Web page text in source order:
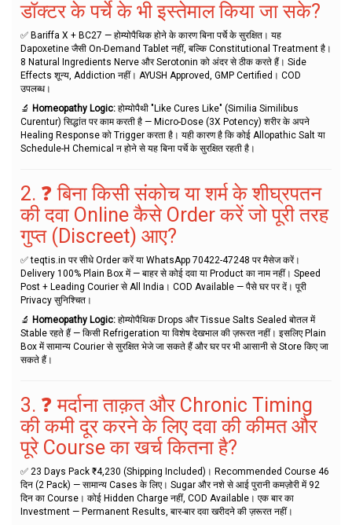
डॉक्टर के पर्चे के भी इस्तेमाल किया जा सके?
✅ Bariffa X + BC27 — होम्योपैथिक होने के कारण बिना पर्चे के सुरक्षित। यह
Dapoxetine जैसी On-Demand Tablet नहीं, बल्कि Constitutional Treatment है।
8 Natural Ingredients Nerve और Serotonin को अंदर से ठीक करते हैं। Side
Effects शून्य, Addiction नहीं। AYUSH Approved, GMP Certified। COD
उपलब्ध।
🔬 Homeopathy Logic: होम्योपैथी "Like Cures Like" (Similia Similibus
Curentur) सिद्धांत पर काम करती है — Micro-Dose (3X Potency) शरीर के अपने
Healing Response को Trigger करता है। यही कारण है कि कोई Allopathic Salt या
Schedule-H Chemical न होने से यह बिना पर्चे के सुरक्षित रहती है।
2. ❓ बिना किसी संकोच या शर्म के शीघ्रपतन
की दवा Online कैसे Order करें जो पूरी तरह
गुप्त (Discreet) आए?
✅ teqtis.in पर सीधे Order करें या WhatsApp 70422-47248 पर मैसेज करें।
Delivery 100% Plain Box में — बाहर से कोई दवा या Product का नाम नहीं। Speed
Post + Leading Courier से All India। COD Available — पैसे घर पर दें। पूरी
Privacy सुनिश्चित।
🔬 Homeopathy Logic: होम्योपैथिक Drops और Tissue Salts Sealed बोतल में
Stable रहते हैं — किसी Refrigeration या विशेष देखभाल की ज़रूरत नहीं। इसलिए Plain
Box में सामान्य Courier से सुरक्षित भेजे जा सकते हैं और घर पर भी आसानी से Store किए जा
सकते हैं।
3. ❓ मर्दाना ताक़त और Chronic Timing
की कमी दूर करने के लिए दवा की कीमत और
पूरे Course का खर्च कितना है?
✅ 23 Days Pack ₹4,230 (Shipping Included)। Recommended Course 46
दिन (2 Pack) — सामान्य Cases के लिए। Sugar और नशे से आई पुरानी कमज़ोरी में 92
दिन का Course। कोई Hidden Charge नहीं, COD Available। एक बार का
Investment — Permanent Results, बार-बार दवा खरीदने की ज़रूरत नहीं।